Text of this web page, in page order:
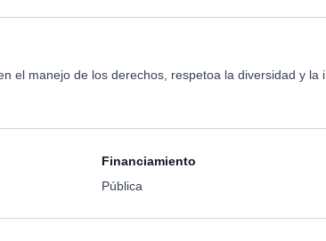
el manejo de los derechos, respetoa la diversidad y
Financiamiento
Pública